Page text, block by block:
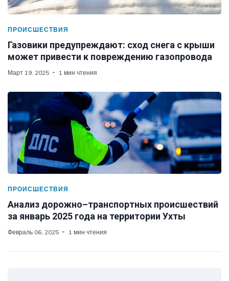
ПРОИСШЕСТВИЯ
Газовики предупреждают: сход снега с крыши
может привести к повреждению газопровода
Март 19, 2025 1 мин чтения
ПРОИСШЕСТВИЯ
Анализ дорожно–транспортных происшествий
за январь 2025 года на территории Ухты
Февраль 06, 2025 1 мин чтения